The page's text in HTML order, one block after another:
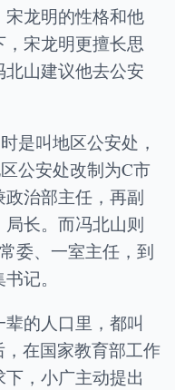
龙明的性格和他
宋龙明更擅长思
山建议他去公安
是叫地区公安处，
公安处改制为C市
治部主任，再副
长。而冯北山则
委、一室主任，到
记。
的人口里，都叫
在国家教育部工作
，小广主动提出